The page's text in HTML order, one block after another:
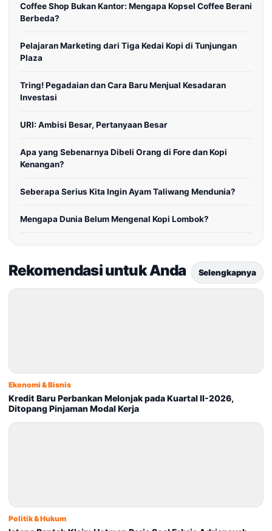
Coffee Shop Bukan Kantor: Mengapa Kopsel Coffee Berani
Berbeda?
Pelajaran Marketing dari Tiga Kedai Kopi di Tunjungan
Plaza
Tring! Pegadaian dan Cara Baru Menjual Kesadaran
Investasi
URI: Ambisi Besar, Pertanyaan Besar
Apa yang Sebenarnya Dibeli Orang di Fore dan Kopi
Kenangan?
Seberapa Serius Kita Ingin Ayam Taliwang Mendunia?
Mengapa Dunia Belum Mengenal Kopi Lombok?
Rekomendasi untuk Anda Selengkapnya
Ekonomi & Bisnis
Kredit Baru Perbankan Melonjak pada Kuartal II-2026,
Ditopang Pinjaman Modal Kerja
Politik & Hukum